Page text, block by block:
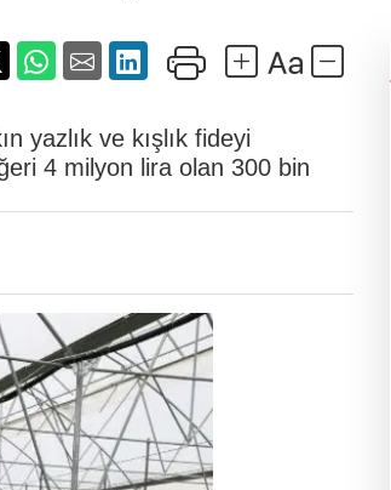
yazlık ve kışlık fideyi
4 milyon lira olan 300 bin